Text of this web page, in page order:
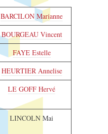
BARCILON Marianne
BOURGEAU Vincent
FAYE Estelle
HEURTIER Annelise
LE GOFF Hervé
LINCOLN Mai